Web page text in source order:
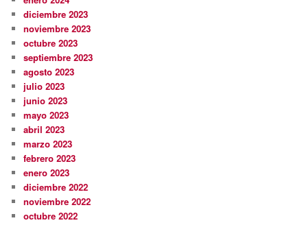
diciembre 2023
noviembre 2023
octubre 2023
septiembre 2023
agosto 2023
julio 2023
junio 2023
mayo 2023
abril 2023
marzo 2023
febrero 2023
enero 2023
diciembre 2022
noviembre 2022
octubre 2022